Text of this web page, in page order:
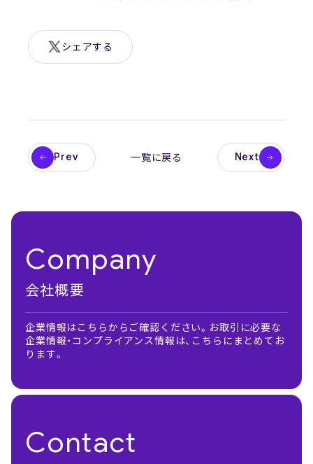
シェアする
Prev 一覧に戻る Next
Company
会社概要
企業情報はこちらからご確認ください。お取引に必要な
企業情報・コンプライアンス情報は、こちらにまとめてお
ります。
Contact